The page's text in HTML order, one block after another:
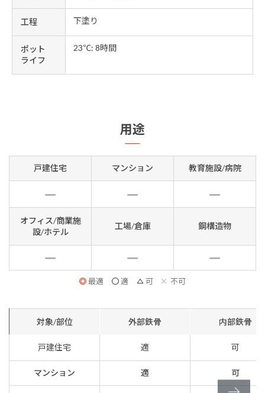
工程 下塗り
ポット
ライフ
23℃: 8時間
用途
戸建住宅 マンション 教育施設/病院
オフィス/商業施
設/ホテル
工場/倉庫 鋼構造物
最適 適 可 不可
対象/部位 外部鉄骨 内部鉄骨
戸建住宅 適 可
マンション 適 可